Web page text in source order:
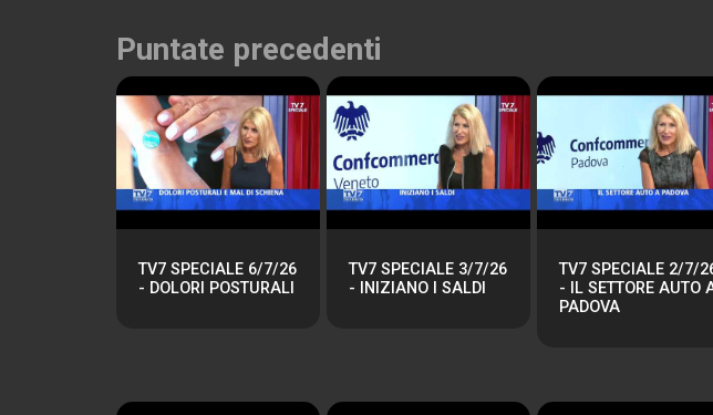
Puntate precedenti
TV7 SPECIALE 6/7/26
- DOLORI POSTURALI
TV7 SPECIALE 3/7/26
- INIZIANO I SALDI
TV7 SPECIALE 2/7/
- IL SETTORE AUTO
PADOVA